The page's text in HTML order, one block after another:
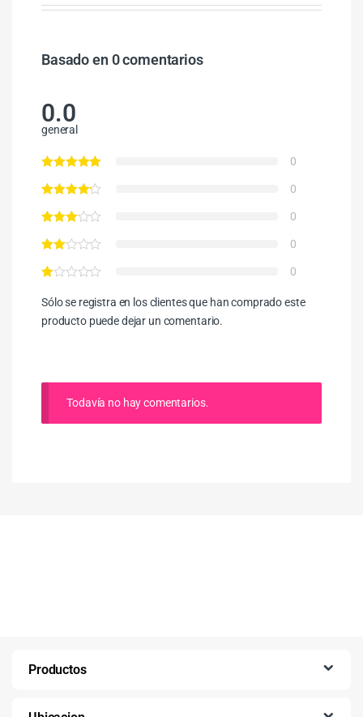
Basado en 0 comentarios
0.0
general
0
0
0
0
0
Sólo se registra en los clientes que han comprado este
producto puede dejar un comentario.
Todavía no hay comentarios.
Productos